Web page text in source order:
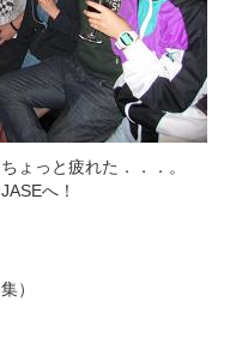
ょっと疲れた．．．。
へ！
）